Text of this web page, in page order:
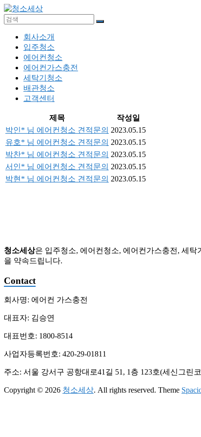
Skip
to
content
에
어
컨
청
소,
에
세
탁
청
배
관
청
소
회사소개
입주청소
에어컨청소
에어컨가스충전
세탁기청소
배관청소
고객센터
제목
작성일
박인* 님 에어컨청소 견적문의 2023.05.15
유호* 님 에어컨청소 견적문의 2023.05.15
박찬* 님 에어컨청소 견적문의 2023.05.15
서인* 님 에어컨청소 견적문의 2023.05.15
박현* 님 에어컨청소 견적문의 2023.05.15
청소세상은 입주청소, 에어컨청소, 에어컨가스충전, 세
을 약속드립니다.
Contact
회사명: 에어컨 가스충전
대표자: 김승연
대표번호: 1800-8514
사업자등록번호: 420-29-01811
주소: 서울 강서구 공항대로41길 51, 1층 123호(세신그린
Copyright © 2026 청소세상. All rights reserved. Theme